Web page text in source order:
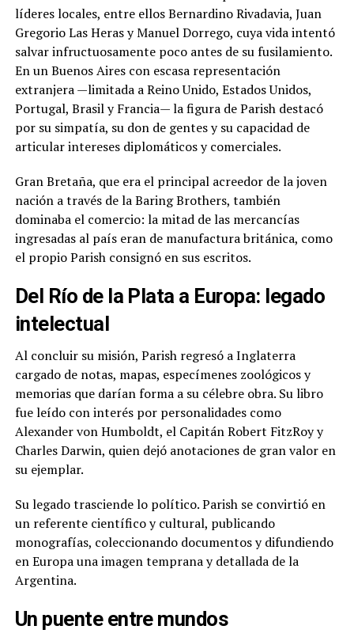
líderes locales, entre ellos Bernardino Rivadavia, Juan
Gregorio Las Heras y Manuel Dorrego, cuya vida intentó
salvar infructuosamente poco antes de su fusilamiento.
En un Buenos Aires con escasa representación
extranjera —limitada a Reino Unido, Estados Unidos,
Portugal, Brasil y Francia— la figura de Parish destacó
por su simpatía, su don de gentes y su capacidad de
articular intereses diplomáticos y comerciales.
Gran Bretaña, que era el principal acreedor de la joven
nación a través de la Baring Brothers, también
dominaba el comercio: la mitad de las mercancías
ingresadas al país eran de manufactura británica, como
el propio Parish consignó en sus escritos.
Del Río de la Plata a Europa: legado
intelectual
Al concluir su misión, Parish regresó a Inglaterra
cargado de notas, mapas, especímenes zoológicos y
memorias que darían forma a su célebre obra. Su libro
fue leído con interés por personalidades como
Alexander von Humboldt, el Capitán Robert FitzRoy y
Charles Darwin, quien dejó anotaciones de gran valor en
su ejemplar.
Su legado trasciende lo político. Parish se convirtió en
un referente científico y cultural, publicando
monografías, coleccionando documentos y difundiendo
en Europa una imagen temprana y detallada de la
Argentina.
Un puente entre mundos